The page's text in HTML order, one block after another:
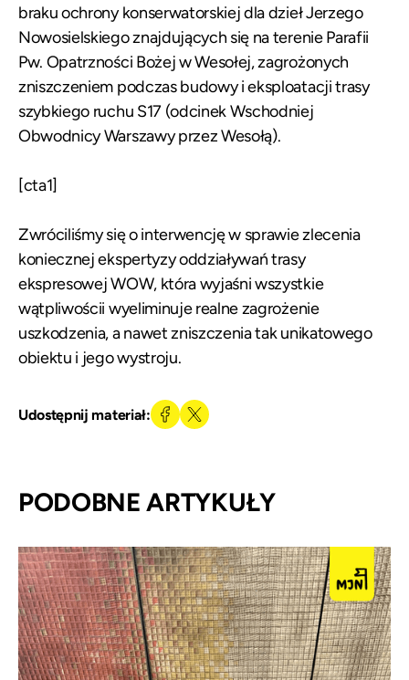
braku ochrony konserwatorskiej dla dzieł Jerzego
Nowosielskiego znajdujących się na terenie Parafii
Pw. Opatrzności Bożej w Wesołej, zagrożonych
zniszczeniem podczas budowy i eksploatacji trasy
szybkiego ruchu S17 (odcinek Wschodniej
Obwodnicy Warszawy przez Wesołą).
[cta1]
Zwróciliśmy się o interwencję w sprawie zlecenia
koniecznej ekspertyzy oddziaływań trasy
ekspresowej WOW, która wyjaśni wszystkie
wątpliwościi wyeliminuje realne zagrożenie
uszkodzenia, a nawet zniszczenia tak unikatowego
obiektu i jego wystroju.
Udostępnij materiał:
PODOBNE ARTYKUŁY